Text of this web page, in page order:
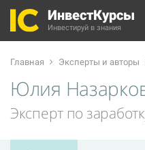
ИнвестКурсы
Инвестируй в знания
Главная Эксперты и авторы
Юлия
Эксперт по